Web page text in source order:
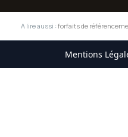
A lire aussi : forfaits de
Mentions